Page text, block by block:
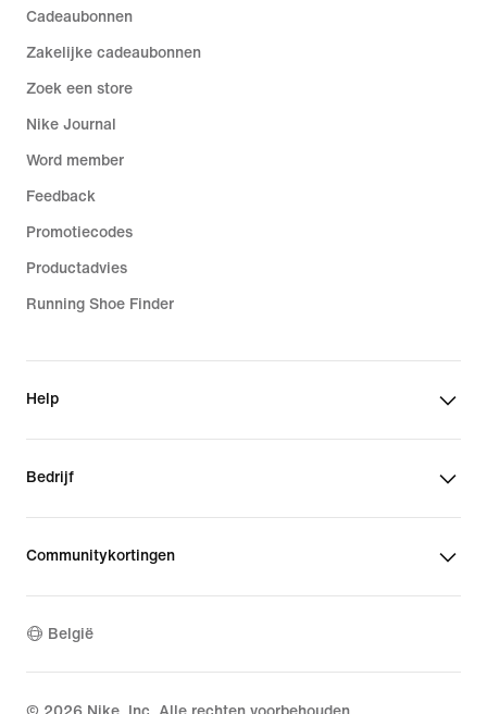
Cadeaubonnen
Zakelijke cadeaubonnen
Zoek een store
Nike Journal
Word member
Feedback
Promotiecodes
Productadvies
Running Shoe Finder
Help
Bedrijf
Communitykortingen
België